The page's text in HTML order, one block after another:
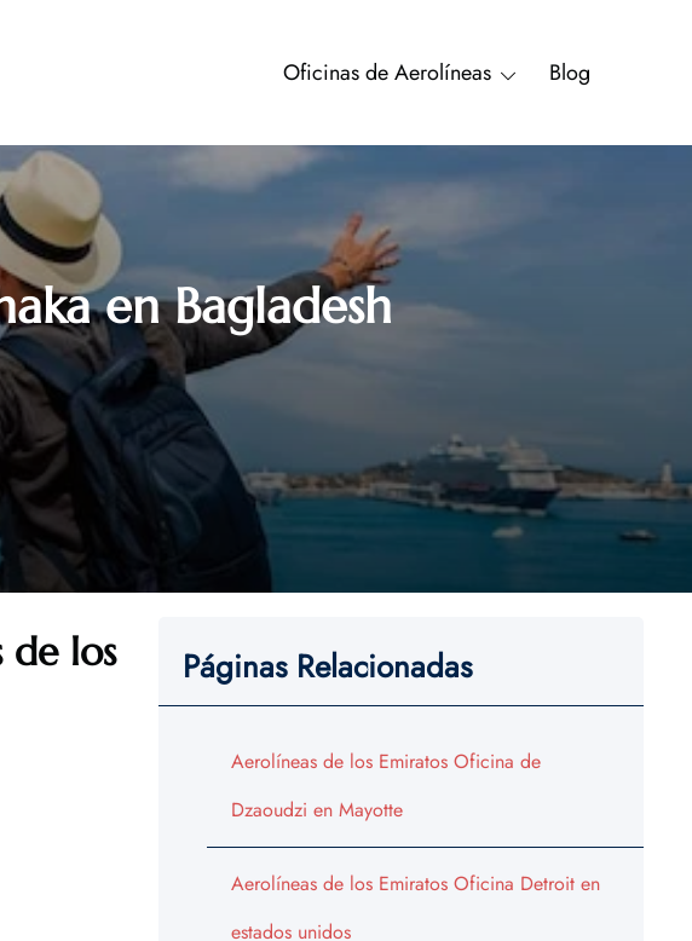
Oficinas de Aerolíneas Blog
en Bagladesh
de los
Páginas Relacionadas
Aerolíneas de los Emiratos Oficina de
Dzaoudzi en Mayotte
Aerolíneas de los Emiratos Oficina Detroit en
estados unidos